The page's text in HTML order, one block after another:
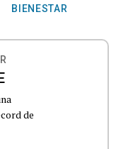
BIENESTAR
de